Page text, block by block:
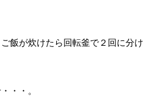
飯が炊けたら回転釜で２回に分け
・・。